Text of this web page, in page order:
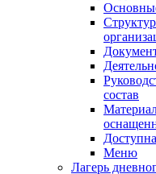
состав
Меню
Лагерь